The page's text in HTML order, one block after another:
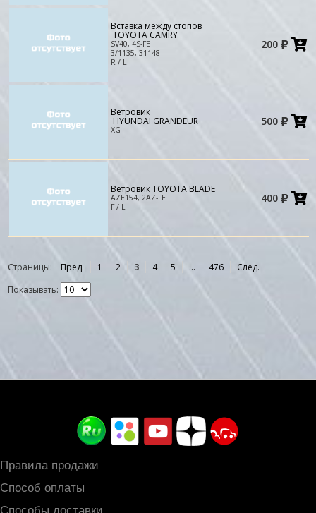
Вставка между стопов
TOYOTA CAMRY
SV40, 4S-FE
3/1135, 31148
R / L
200
Ветровик
HYUNDAI GRANDEUR
XG
500
ВетровикTOYOTA BLADE
AZE154, 2AZ-FE
F / L
400
Страницы: Пред. 1 2 3 4 5 ... 476
След.
Показывать:
Правила продажи
Способ оплаты